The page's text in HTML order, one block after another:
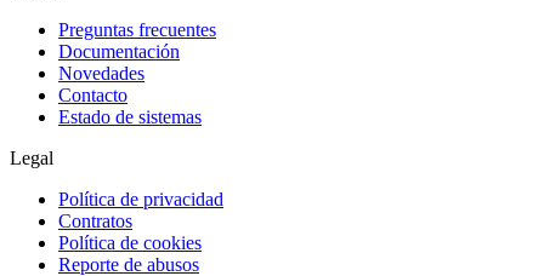
Preguntas frecuentes
Documentación
Novedades
Contacto
Estado de sistemas
Legal
Política de privacidad
Contratos
Política de cookies
Reporte de abusos